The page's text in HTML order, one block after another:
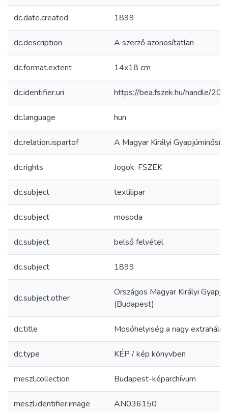
dc.date.created 1899
dc.description A szerző azonosítatlan
dc.format.extent 14x18 cm
dc.identifier.uri https://bea.fszek.hu/handle/
dc.language hun
dc.relation.ispartof A Magyar Királyi
dc.rights Jogok: FSZEK
dc.subject textilipar
dc.subject mosoda
dc.subject belső felvétel
dc.subject 1899
dc.subject.other
Országos Magyar Királyi
(Budapest)
dc.title Mosóhelyiség a nagy extraháló
dc.type KÉP / kép könyvben
meszl.collection Budapest-képarchívum
meszl.identifier.image AN036150